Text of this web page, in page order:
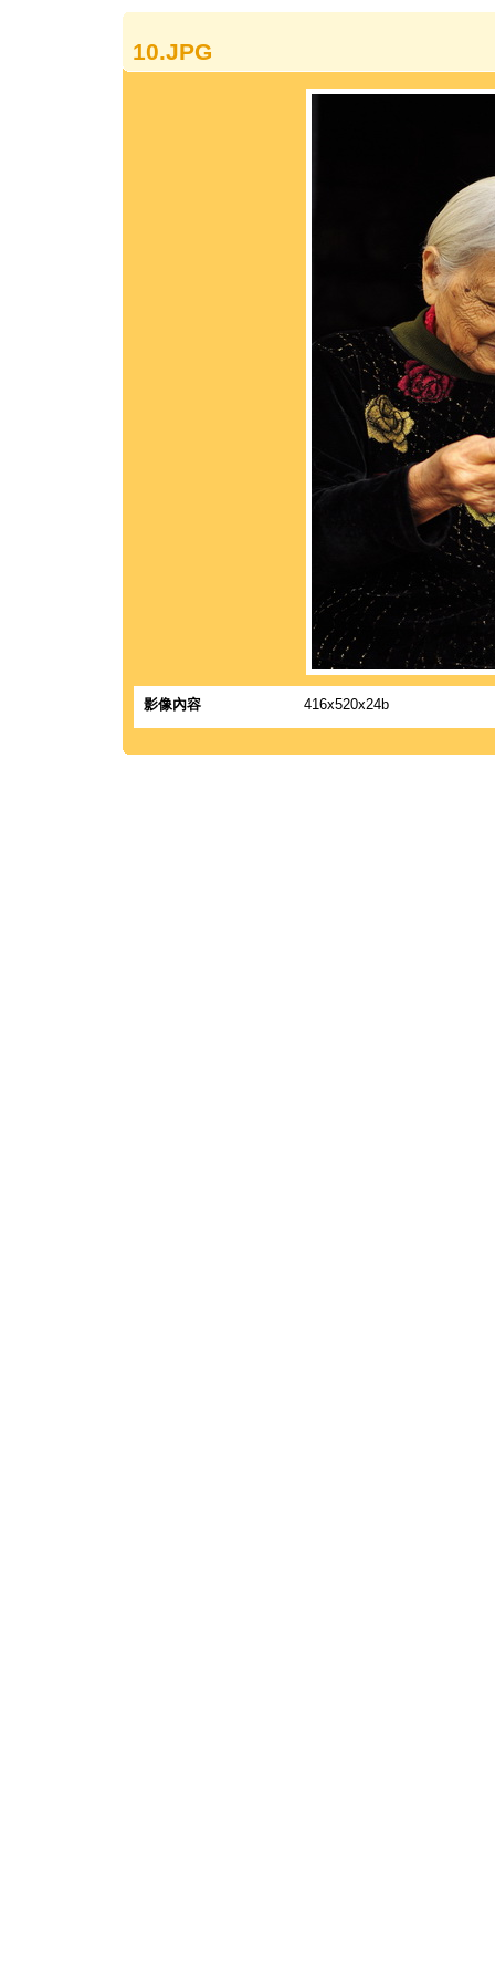
10.JPG
影像內容 416x520x24b